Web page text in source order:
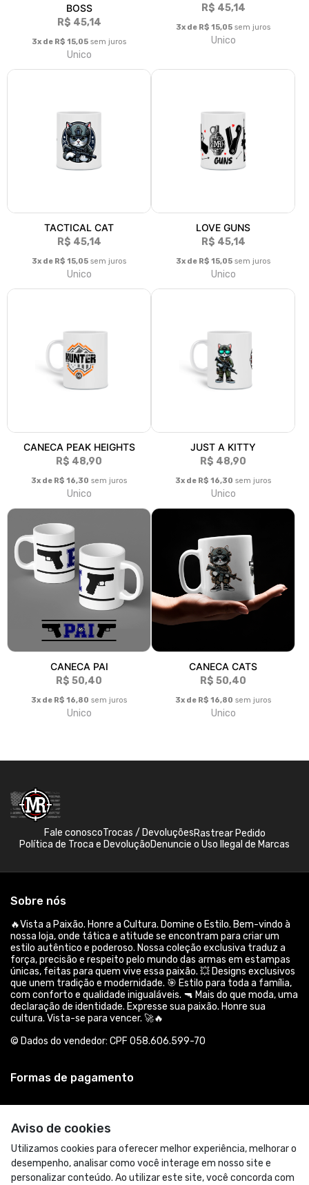
BOSS
R$ 45,14
3x de R$ 15,05 sem juros
Unico
R$ 45,14
3x de R$ 15,05 sem juros
Unico
TACTICAL CAT
R$ 45,14
3x de R$ 15,05 sem juros
Unico
LOVE GUNS
R$ 45,14
3x de R$ 15,05 sem juros
Unico
CANECA PEAK HEIGHTS
R$ 48,90
3x de R$ 16,30 sem juros
Unico
JUST A KITTY
R$ 48,90
3x de R$ 16,30 sem juros
Unico
CANECA PAI
R$ 50,40
3x de R$ 16,80 sem juros
Unico
CANECA CATS
R$ 50,40
3x de R$ 16,80 sem juros
Unico
Aviso de cookies
Utilizamos cookies para oferecer melhor experiência, melhorar o
desempenho, analisar como você interage em nosso site e
personalizar conteúdo. Ao utilizar este site, você concorda com
Fale conoscoTrocas / DevoluçõesRastrear Pedido
Política de Troca e DevoluçãoDenuncie o Uso Ilegal de Marcas
Sobre nós
🔥Vista a Paixão. Honre a Cultura. Domine o Estilo. Bem-vindo à
nossa loja, onde tática e atitude se encontram para criar um
estilo autêntico e poderoso. Nossa coleção exclusiva traduz a
força, precisão e respeito pelo mundo das armas em estampas
únicas, feitas para quem vive essa paixão. 💥 Designs exclusivos
que unem tradição e modernidade. 🎯 Estilo para toda a família,
com conforto e qualidade inigualáveis. 🔫 Mais do que moda, uma
declaração de identidade. Expresse sua paixão. Honre sua
cultura. Vista-se para vencer. 🚀🔥
© Dados do vendedor: CPF 058.606.599-70
Formas de pagamento